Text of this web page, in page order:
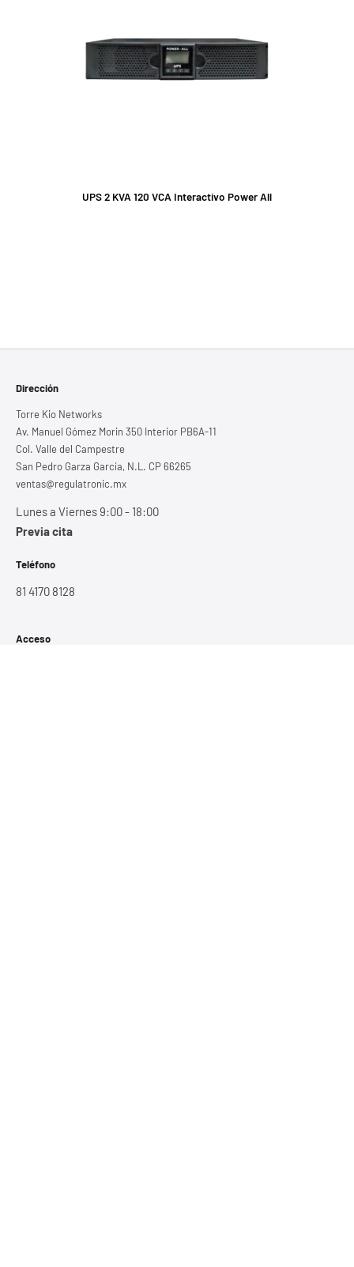
UPS 2 KVA 120 VCA Interactivo Power All
Dirección
Torre Kio Networks
Av. Manuel Gómez Morin 350 Interior PB6A-11
Col. Valle del Campestre
San Pedro Garza García, N.L. CP 66265
ventas@regulatronic.mx
Lunes a Viernes 9:00 - 18:00
Previa cita
Teléfono
81 4170 8128
Acceso